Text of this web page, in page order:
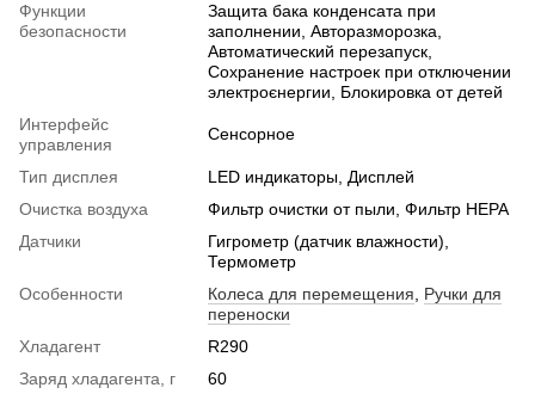
Функции
безопасности
Защита бака конденсата при
заполнении, Авторазморозка,
Автоматический перезапуск,
Сохранение настроек при отключении
электроєнергии, Блокировка от детей
Интерфейс
управления
Сенсорное
Тип дисплея
LED индикаторы, Дисплей
Очистка воздуха
Фильтр очистки от пыли, Фильтр HEPA
Датчики
Гигрометр (датчик влажности),
Термометр
Особенности
Колеса для перемещения
Ручки для
переноски
Хладагент
R290
Заряд хладагента, г
60